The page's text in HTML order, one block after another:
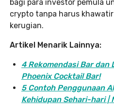
bagi para investor pemula
crypto tanpa harus
kerugian.
Artikel Menarik Lainnya:
4 Rekomendasi Bar dan
Phoenix Cocktail Bar!
5 Contoh Penggunaan
Kehidupan Sehari-hari |